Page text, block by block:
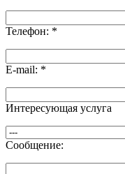
Телефон: *
E-mail: *
Интересующая услуга
Сообщение: